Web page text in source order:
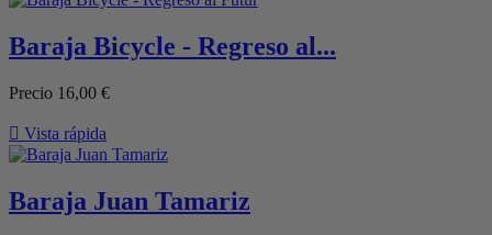
Baraja Bicycle - Regreso al...
Precio 16,00 €
 Vista rápida
Baraja Juan Tamariz